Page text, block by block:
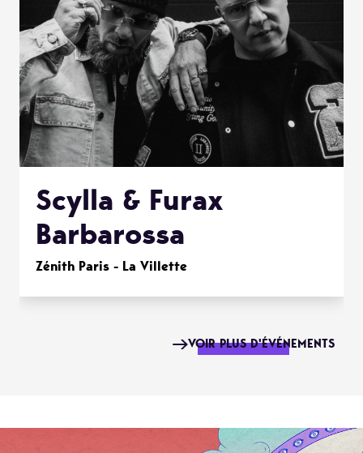
Scylla & Furax
Barbarossa
Zénith Paris - La Villette
VOIR PLUS D'ÉVÉNEMENTS